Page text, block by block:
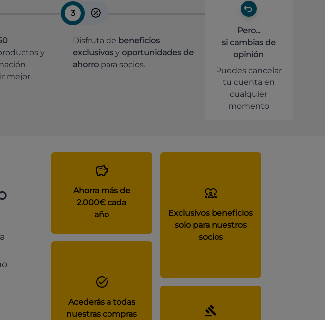
y
mejor.
3
Disfruta de beneficios
exclusivos y oportunidades de
ahorro para socios.
Pero...
si cambias de
opinión
Puedes cancelar
tu cuenta en
cualquier
momento
Ahorra más de
2.000€ cada
año
Exclusivos beneficios
solo para nuestros
socios
Acederás a todas
nuestras compras